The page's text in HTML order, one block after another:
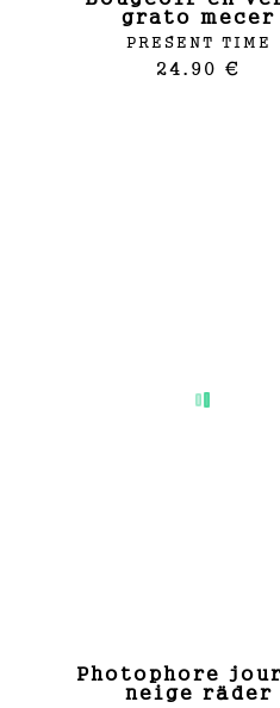
grato mecer
PRESENT TIME
24.90 €
photophore jour de
neige räder